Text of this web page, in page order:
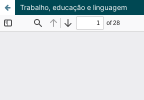
Trabalho, educação e linguagem